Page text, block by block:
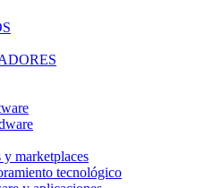
y marketplaces
tecnológico